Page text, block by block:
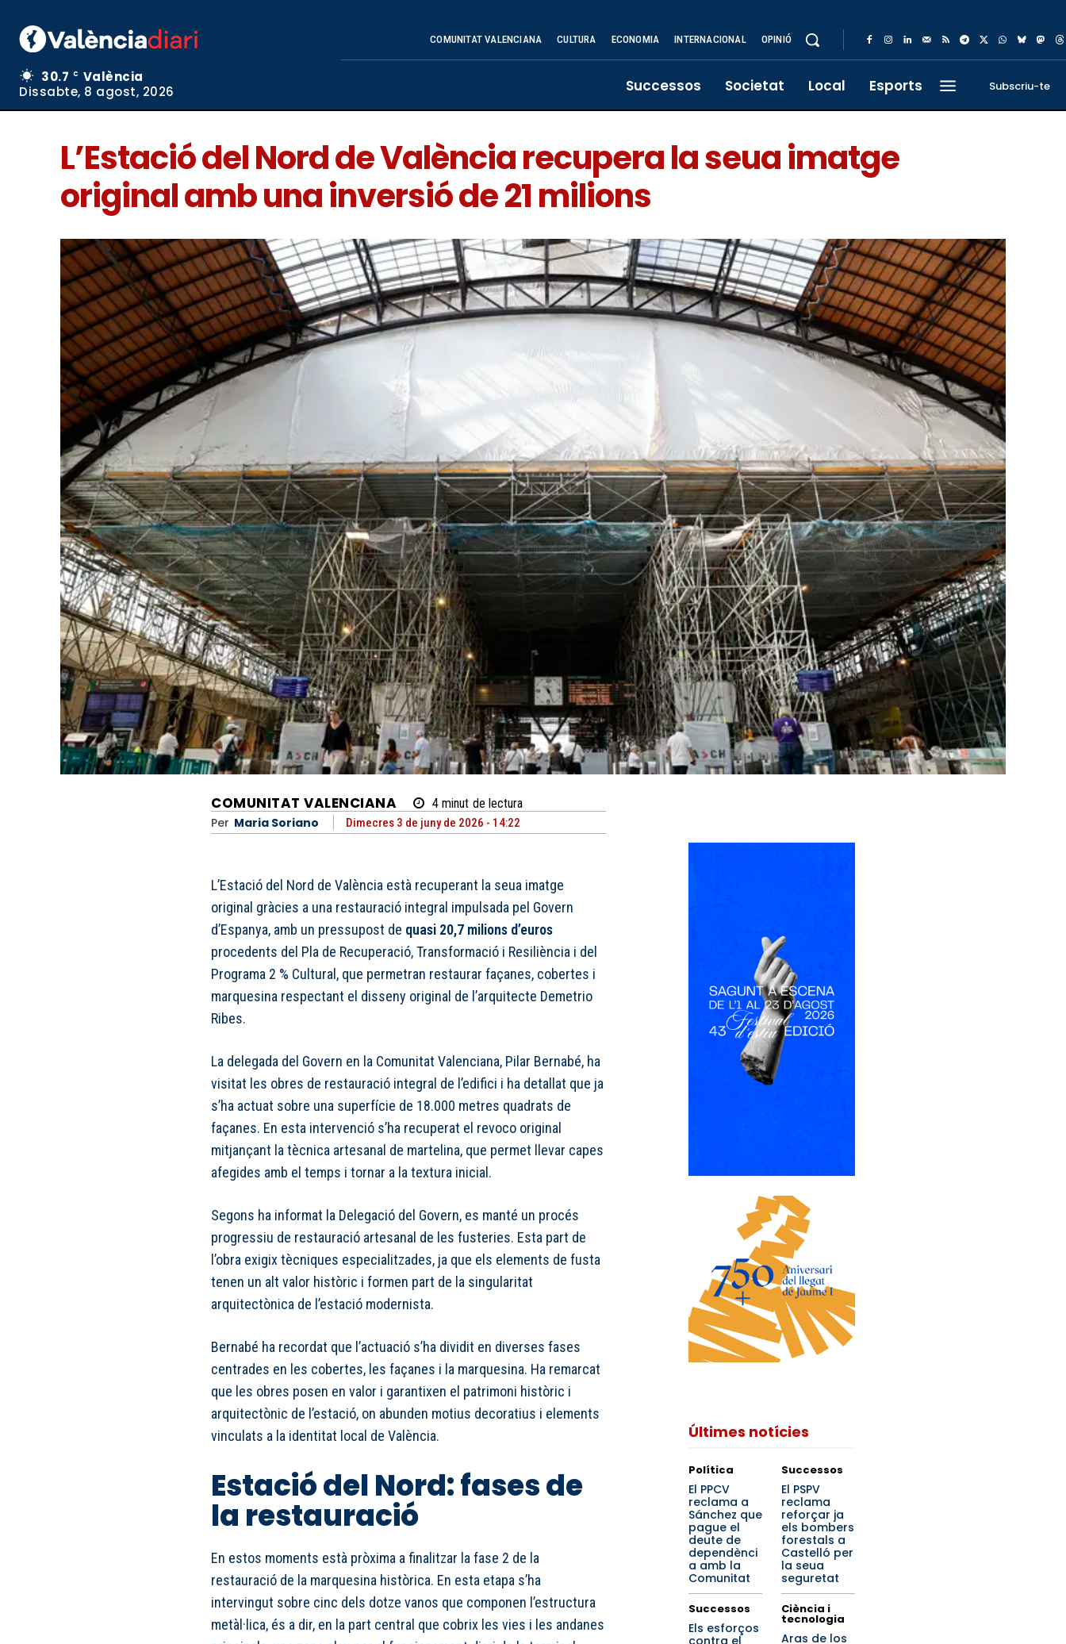
30.7 C
València
Dissabte, 8 agost, 2026
COMUNITAT VALENCIANA CULTURA ECONOMIA INTERNACIONAL OPINIÓ
Successos Societat Local Esports Subscriu-te
L’Estació del Nord de València recupera la seua imatge
original amb una inversió de 21 milions
COMUNITAT VALENCIANA 4 minut de lectura
Per Maria Soriano Dimecres 3 de juny de 2026 - 14:22
L’Estació del Nord de València està recuperant la seua imatge
original gràcies a una restauració integral impulsada pel Govern
d’Espanya, amb un pressupost de quasi 20,7 milions d’euros
procedents del Pla de Recuperació, Transformació i Resiliència i del
Programa 2 % Cultural, que permetran restaurar façanes, cobertes i
marquesina respectant el disseny original de l’arquitecte Demetrio
Ribes.
La delegada del Govern en la Comunitat Valenciana, Pilar Bernabé, ha
visitat les obres de restauració integral de l’edifici i ha detallat que ja
s’ha actuat sobre una superfície de 18.000 metres quadrats de
façanes. En esta intervenció s’ha recuperat el revoco original
mitjançant la tècnica artesanal de martelina, que permet llevar capes
afegides amb el temps i tornar a la textura inicial.
Segons ha informat la Delegació del Govern, es manté un procés
progressiu de restauració artesanal de les fusteries. Esta part de
l’obra exigix tècniques especialitzades, ja que els elements de fusta
tenen un alt valor històric i formen part de la singularitat
arquitectònica de l’estació modernista.
Bernabé ha recordat que l’actuació s’ha dividit en diverses fases
centrades en les cobertes, les façanes i la marquesina. Ha remarcat
que les obres posen en valor i garantixen el patrimoni històric i
arquitectònic de l’estació, on abunden motius decoratius i elements
vinculats a la identitat local de València.
Estació del Nord: fases de
la restauració
En estos moments està pròxima a finalitzar la fase 2 de la
restauració de la marquesina històrica. En esta etapa s’ha
intervingut sobre cinc dels dotze vanos que componen l’estructura
metàl·lica, és a dir, en la part central que cobrix les vies i les andanes
Últimes notícies
Política
El PPCV
reclama a
Sánchez que
pague el
deute de
dependènci
a amb la
Comunitat
Successos
El PSPV
reclama
reforçar ja
els bombers
forestals a
Castelló per
la seua
seguretat
Successos
Els esforços
contra el
Ciència i
tecnologia
Aras de los